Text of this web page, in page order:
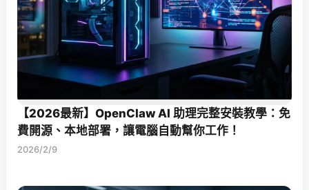
【2026最新】OpenClaw AI 助理完整安裝教學：免
費開源、本地部署，讓電腦自動幫你工作！
2026/2/9